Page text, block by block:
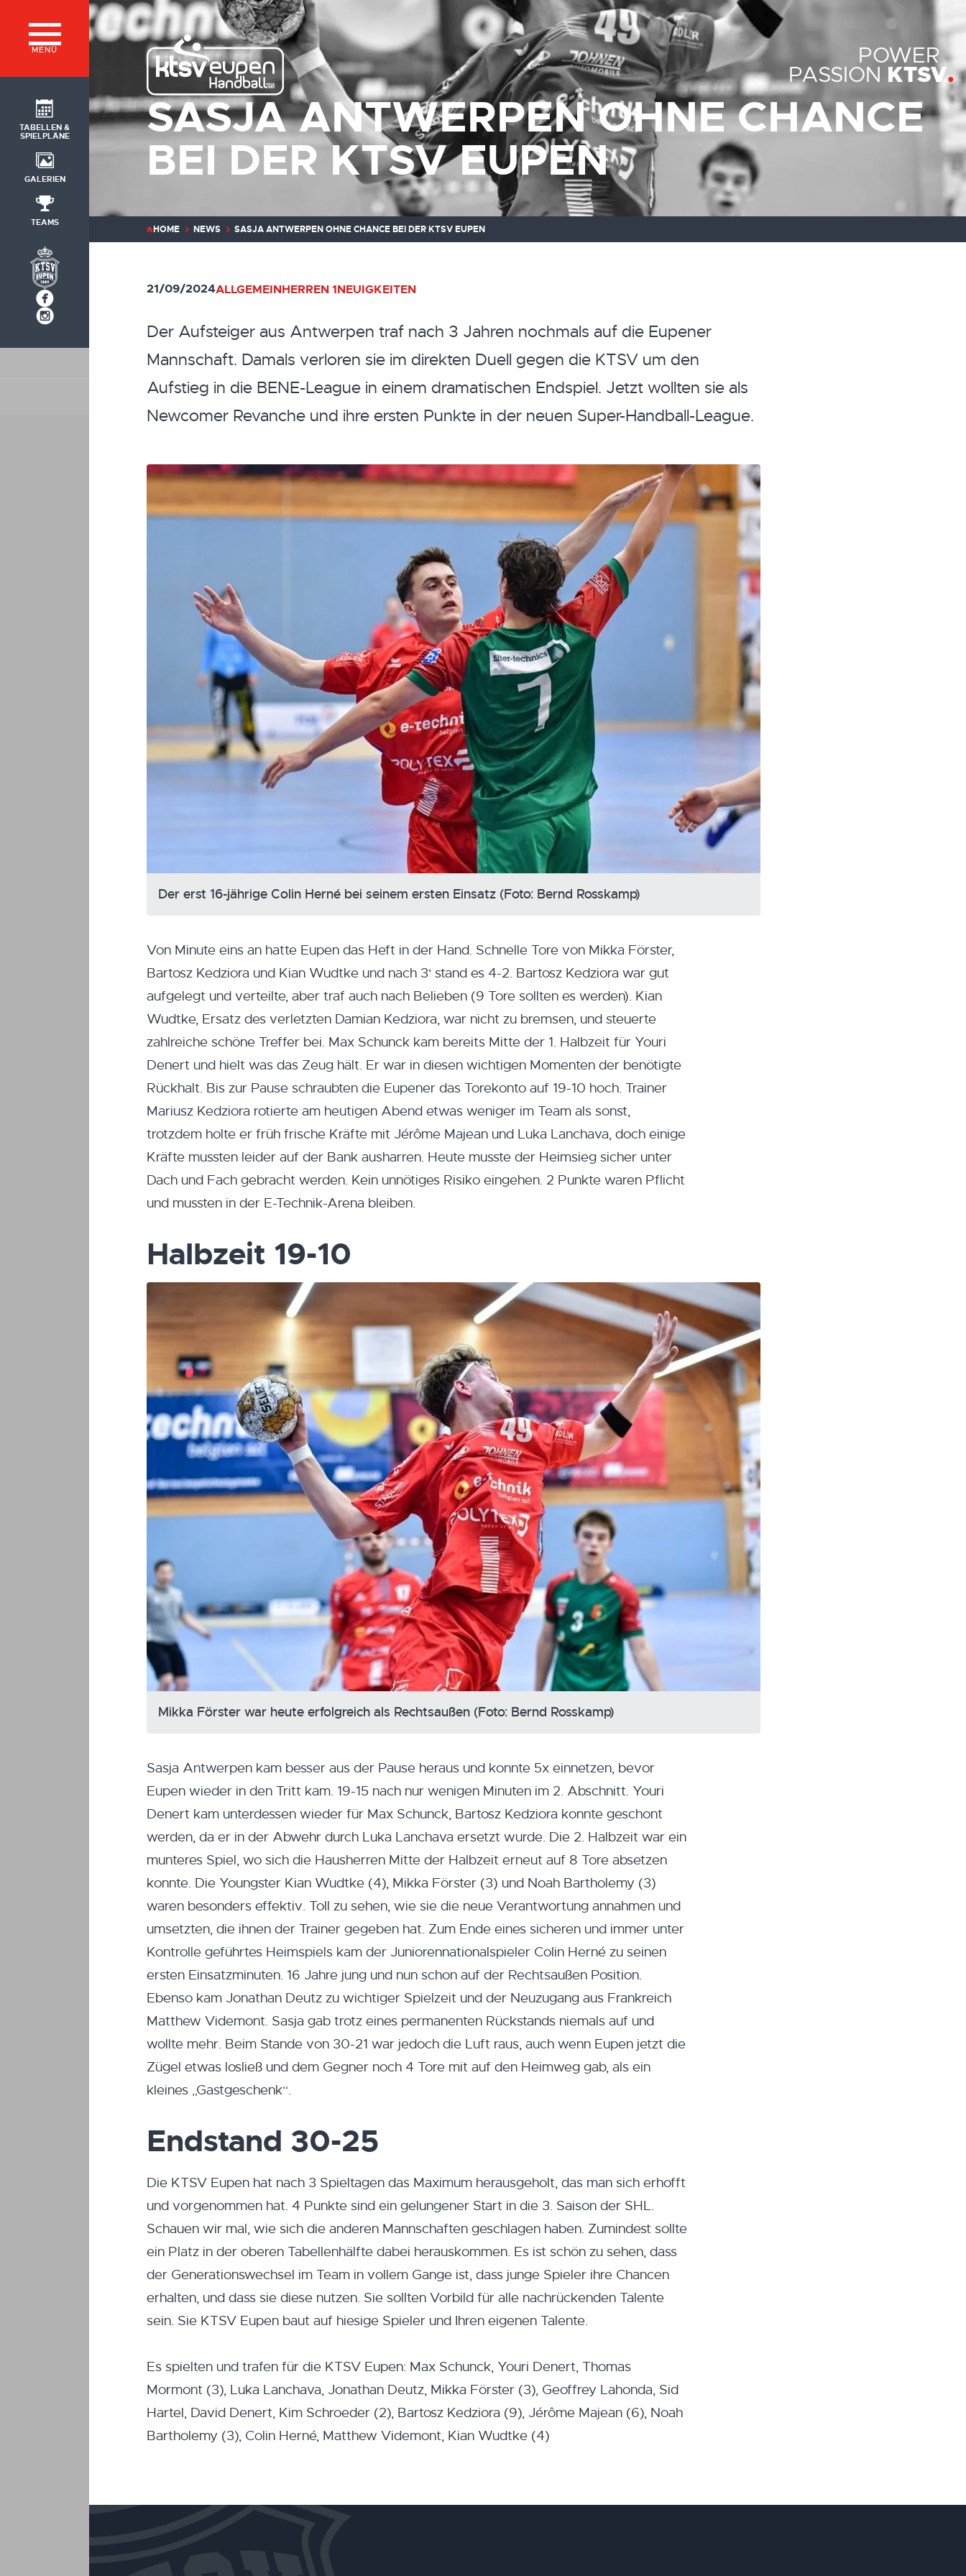
MENÜ
TABELLEN &
SPIELPLÄNE
GALERIEN
TEAMS
POWER
PASSION KTSV
SASJA ANTWERPEN OHNE CHANCE
BEI DER KTSV EUPEN
HOME NEWS SASJA ANTWERPEN OHNE CHANCE BEI DER KTSV EUPEN
21/09/2024ALLGEMEINHERREN 1NEUIGKEITEN
Der Aufsteiger aus Antwerpen traf nach 3 Jahren nochmals auf die Eupener
Mannschaft. Damals verloren sie im direkten Duell gegen die KTSV um den
Aufstieg in die BENE-League in einem dramatischen Endspiel. Jetzt wollten sie als
Newcomer Revanche und ihre ersten Punkte in der neuen Super-Handball-League.
Der erst 16-jährige Colin Herné bei seinem ersten Einsatz (Foto: Bernd Rosskamp)
Von Minute eins an hatte Eupen das Heft in der Hand. Schnelle Tore von Mikka Förster,
Bartosz Kedziora und Kian Wudtke und nach 3‘ stand es 4-2. Bartosz Kedziora war gut
aufgelegt und verteilte, aber traf auch nach Belieben (9 Tore sollten es werden). Kian
Wudtke, Ersatz des verletzten Damian Kedziora, war nicht zu bremsen, und steuerte
zahlreiche schöne Treffer bei. Max Schunck kam bereits Mitte der 1. Halbzeit für Youri
Denert und hielt was das Zeug hält. Er war in diesen wichtigen Momenten der benötigte
Rückhalt. Bis zur Pause schraubten die Eupener das Torekonto auf 19-10 hoch. Trainer
Mariusz Kedziora rotierte am heutigen Abend etwas weniger im Team als sonst,
trotzdem holte er früh frische Kräfte mit Jérôme Majean und Luka Lanchava, doch einige
Kräfte mussten leider auf der Bank ausharren. Heute musste der Heimsieg sicher unter
Dach und Fach gebracht werden. Kein unnötiges Risiko eingehen. 2 Punkte waren Pflicht
und mussten in der E-Technik-Arena bleiben.
Halbzeit 19-10
Mikka Förster war heute erfolgreich als Rechtsaußen (Foto: Bernd Rosskamp)
Sasja Antwerpen kam besser aus der Pause heraus und konnte 5x einnetzen, bevor
Eupen wieder in den Tritt kam. 19-15 nach nur wenigen Minuten im 2. Abschnitt. Youri
Denert kam unterdessen wieder für Max Schunck, Bartosz Kedziora konnte geschont
werden, da er in der Abwehr durch Luka Lanchava ersetzt wurde. Die 2. Halbzeit war ein
munteres Spiel, wo sich die Hausherren Mitte der Halbzeit erneut auf 8 Tore absetzen
konnte. Die Youngster Kian Wudtke (4), Mikka Förster (3) und Noah Bartholemy (3)
waren besonders effektiv. Toll zu sehen, wie sie die neue Verantwortung annahmen und
umsetzten, die ihnen der Trainer gegeben hat. Zum Ende eines sicheren und immer unter
Kontrolle geführtes Heimspiels kam der Juniorennationalspieler Colin Herné zu seinen
ersten Einsatzminuten. 16 Jahre jung und nun schon auf der Rechtsaußen Position.
Ebenso kam Jonathan Deutz zu wichtiger Spielzeit und der Neuzugang aus Frankreich
Matthew Videmont. Sasja gab trotz eines permanenten Rückstands niemals auf und
wollte mehr. Beim Stande von 30-21 war jedoch die Luft raus, auch wenn Eupen jetzt die
Zügel etwas losließ und dem Gegner noch 4 Tore mit auf den Heimweg gab, als ein
kleines „Gastgeschenk“.
Endstand 30-25
Die KTSV Eupen hat nach 3 Spieltagen das Maximum herausgeholt, das man sich erhofft
und vorgenommen hat. 4 Punkte sind ein gelungener Start in die 3. Saison der SHL.
Schauen wir mal, wie sich die anderen Mannschaften geschlagen haben. Zumindest sollte
ein Platz in der oberen Tabellenhälfte dabei herauskommen. Es ist schön zu sehen, dass
der Generationswechsel im Team in vollem Gange ist, dass junge Spieler ihre Chancen
erhalten, und dass sie diese nutzen. Sie sollten Vorbild für alle nachrückenden Talente
sein. Sie KTSV Eupen baut auf hiesige Spieler und Ihren eigenen Talente.
Es spielten und trafen für die KTSV Eupen: Max Schunck, Youri Denert, Thomas
Mormont (3), Luka Lanchava, Jonathan Deutz, Mikka Förster (3), Geoffrey Lahonda, Sid
Hartel, David Denert, Kim Schroeder (2), Bartosz Kedziora (9), Jérôme Majean (6), Noah
Bartholemy (3), Colin Herné, Matthew Videmont, Kian Wudtke (4)